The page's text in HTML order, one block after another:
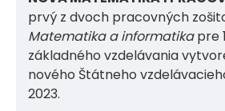
prvý z dvoch pracovných
Matematika a informatikapre
základného vzdelávania
nového Štátneho
2023.